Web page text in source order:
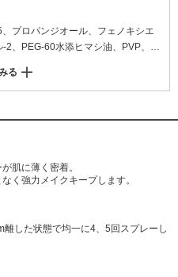
プロパンジオール、フェノキシエ
、PEG-60水添ヒマシ油、PVP、オ
マリー葉エキス、チャ葉エキス、
る
肌に薄く密着。
く強力メイクキープします。
した状態で均一に4、5回スプレーし